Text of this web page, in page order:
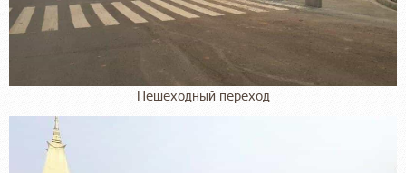
Пешеходный переход